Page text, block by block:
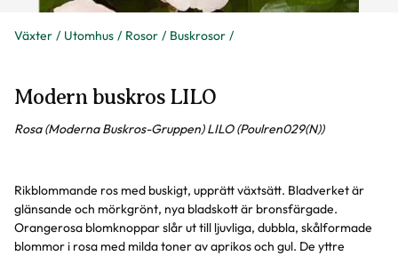
Växter Utomhus Rosor Buskrosor
Modern buskros LILO
Rosa (Moderna Buskros-Gruppen) LILO (Poulren029(N))
Rikblommande ros med buskigt, upprätt växtsätt. Bladverket är
glänsande och mörkgrönt, nya bladskott är bronsfärgade.
Orangerosa blomknoppar slår ut till ljuvliga, dubbla, skålformade
blommor i rosa med milda toner av aprikos och gul. De yttre